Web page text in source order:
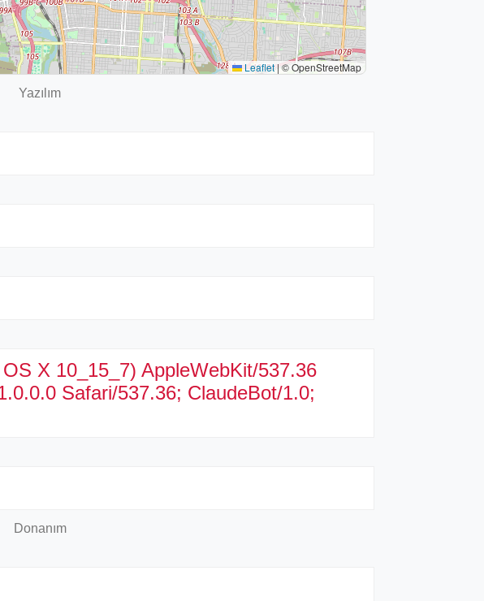
Leaflet|© OpenStreetMap
Yazılım
X 10_15_7) AppleWebKit/537.36
Safari/537.36; ClaudeBot/1.0;
Donanım